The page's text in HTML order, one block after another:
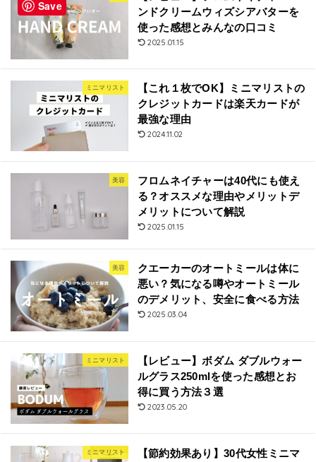
ンドクリームウィズシアバターを
使った感想とみんなの口コミ
2025.01.15
ミニマリスト
【これ１枚でOK】ミニマリストの
クレジットカードは楽天カードが
最強な理由
2024.11.02
美容
フロムネイチャーは40代にも使え
る？オススメな理由やメリットデ
メリットについて解説
2025.01.15
美容
クエーカーのオートミールは体に
悪い？気になる噂やオートミール
のデメリット、安全に食べる方法
2025.03.04
ミニマリスト
【レビュー】ボダム ダブルウォー
ルグラス250mlを使った感想とお
得に買う方法３選
2023.05.20
ミニマリスト
【節約効果あり】30代女性ミニマ
Save